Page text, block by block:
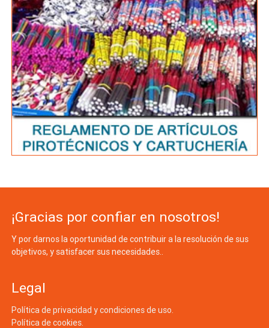
¡Gracias por confiar en nosotros!
Y por darnos la oportunidad de contribuir a la resolución de sus
objetivos, y satisfacer sus necesidades..
Legal
Política de privacidad y condiciones de uso.
Política de cookies.